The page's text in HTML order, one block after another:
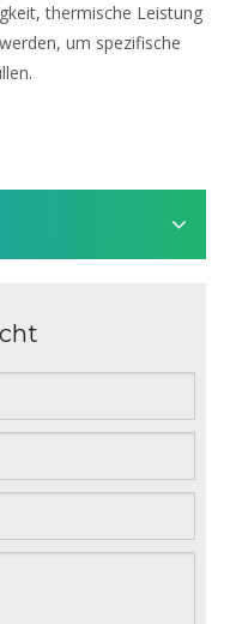
thermische Leistung
um spezifische